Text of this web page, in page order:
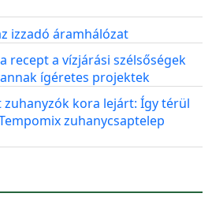
izzadó áramhálózat
recept a vízjárási szélsőségek
ígéretes projektek
kora lejárt: Így térül
zuhanycsaptelep